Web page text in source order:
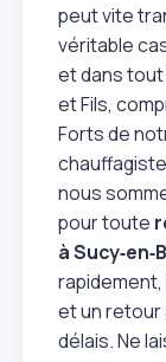
peut vite
véritable
et dans tout
et Fils,
Forts de
nous
pour toute
à
et un retour
délais. Ne